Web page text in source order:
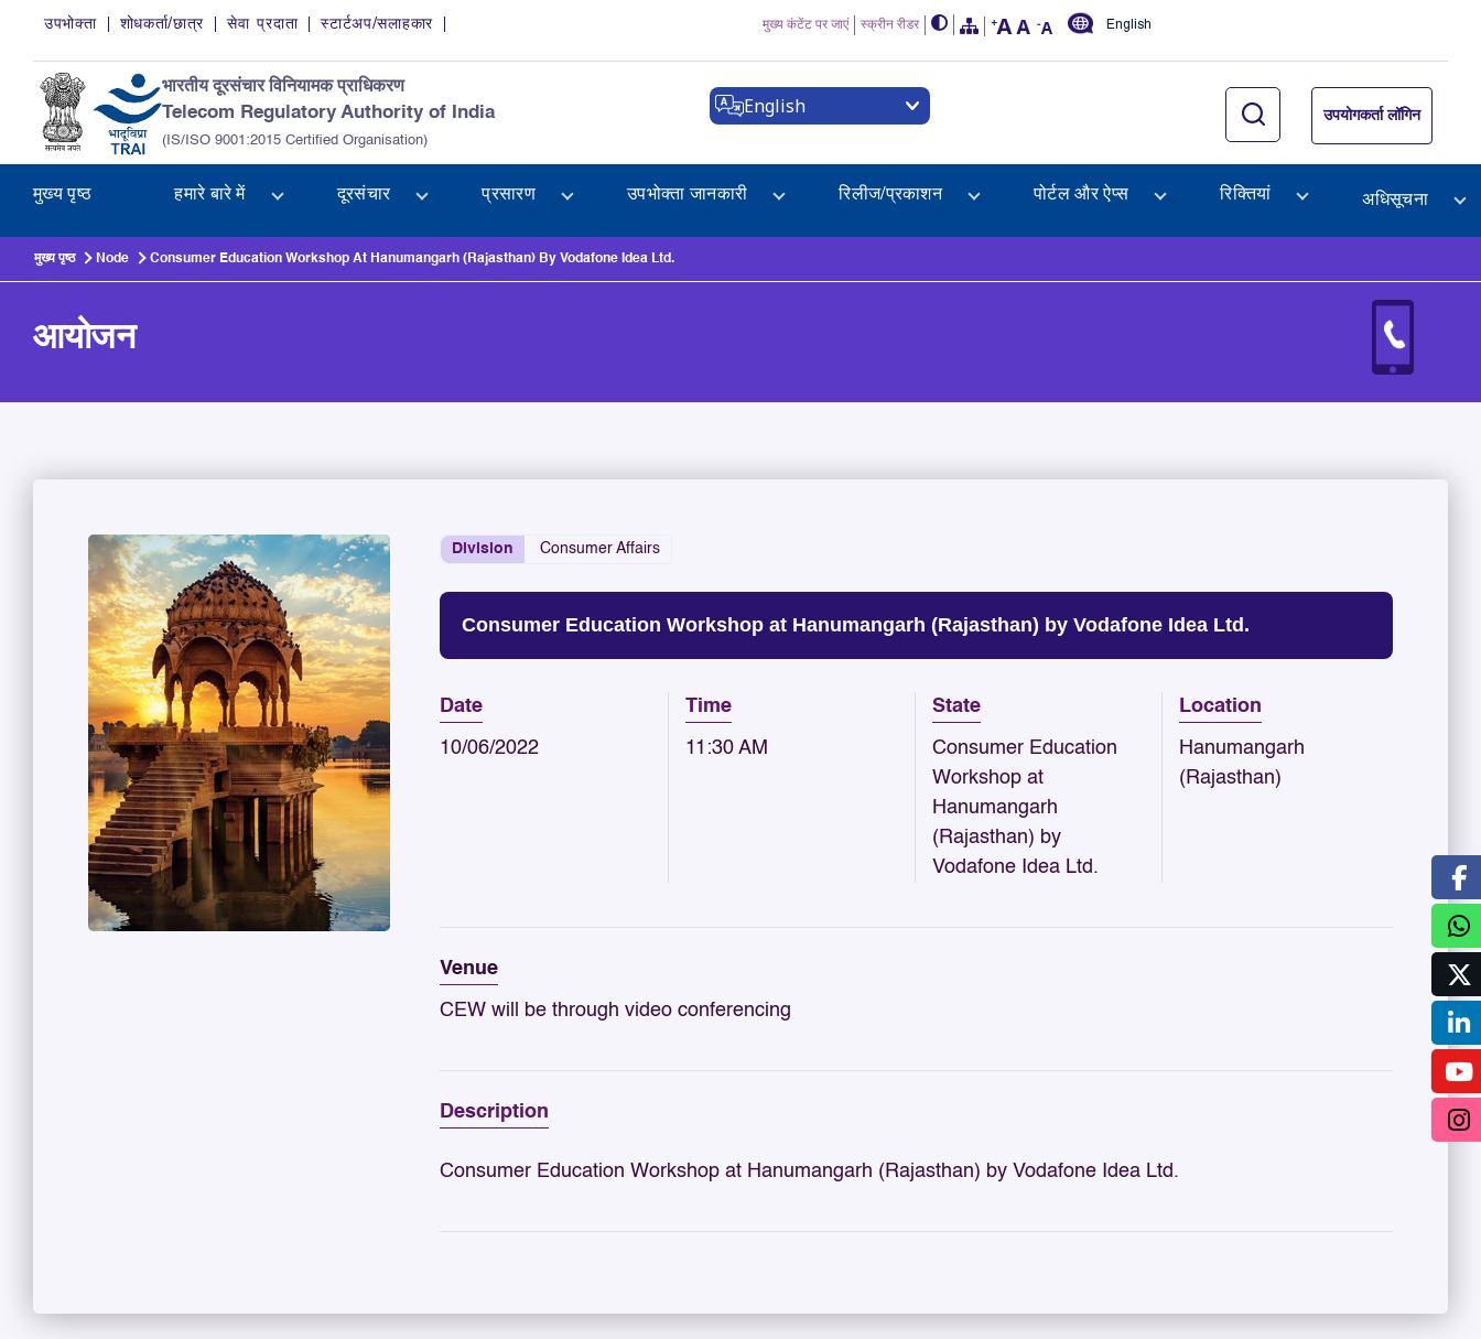
Skip to main content
उपभोक्ता शोधकर्ता/छात्र सेवा प्रदाता स्टार्टअप/सलाहकार मुख्य कंटेंट पर जाएं स्क्रीन रीडर English
भारतीय दूरसंचार विनियामक प्राधिकरण
Telecom Regulatory Authority of India
(IS/ISO 9001:2015 Certified Organisation)
English उपयोगकर्ता लॉगिन
मुख्य पृष्ठ हमारे बारे में दूरसंचार प्रसारण उपभोक्ता जानकारी रिलीज/प्रकाशन पोर्टल और ऐप्स रिक्तियां अधिसूचना
मुख्य पृष्ठ Node Consumer Education Workshop At Hanumangarh (Rajasthan) By Vodafone Idea Ltd.
आयोजन
Division Consumer Affairs
Consumer Education Workshop at Hanumangarh (Rajasthan) by Vodafone Idea Ltd.
Date
10/06/2022
Time
11:30 AM
State
Consumer Education
Workshop at
Hanumangarh
(Rajasthan) by
Vodafone Idea Ltd.
Location
Hanumangarh
(Rajasthan)
Venue
CEW will be through video conferencing
Description
Consumer Education Workshop at Hanumangarh (Rajasthan) by Vodafone Idea Ltd.